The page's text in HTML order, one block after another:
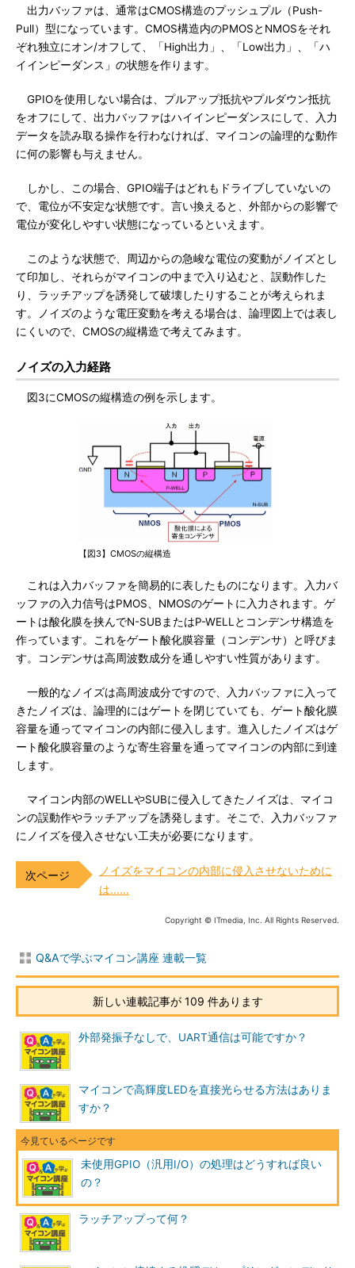
出力バッファは、通常はCMOS構造のプッシュプル（Push-
Pull）型になっています。CMOS構造内のPMOSとNMOSをそれ
ぞれ独立にオン/オフして、「High出力」、「Low出力」、「ハ
イインピーダンス」の状態を作ります。
GPIOを使用しない場合は、プルアップ抵抗やプルダウン抵抗
をオフにして、出力バッファはハイインピーダンスにして、入力
データを読み取る操作を行わなければ、マイコンの論理的な動作
に何の影響も与えません。
しかし、この場合、GPIO端子はどれもドライブしていないの
で、電位が不安定な状態です。言い換えると、外部からの影響で
電位が変化しやすい状態になっているといえます。
このような状態で、周辺からの急峻な電位の変動がノイズとし
て印加し、それらがマイコンの中まで入り込むと、誤動作した
り、ラッチアップを誘発して破壊したりすることが考えられま
す。ノイズのような電圧変動を考える場合は、論理図上では表し
にくいので、CMOSの縦構造で考えてみます。
ノイズの入力経路
図3にCMOSの縦構造の例を示します。
【図3】CMOSの縦構造
これは入力バッファを簡易的に表したものになります。入力バ
ッファの入力信号はPMOS、NMOSのゲートに入力されます。ゲ
ートは酸化膜を挟んでN-SUBまたはP-WELLとコンデンサ構造を
作っています。これをゲート酸化膜容量（コンデンサ）と呼びま
す。コンデンサは高周波数成分を通しやすい性質があります。
一般的なノイズは高周波成分ですので、入力バッファに入って
きたノイズは、論理的にはゲートを閉じていても、ゲート酸化膜
容量を通ってマイコンの内部に侵入します。進入したノイズはゲ
ート酸化膜容量のような寄生容量を通ってマイコンの内部に到達
します。
マイコン内部のWELLやSUBに侵入してきたノイズは、マイコ
ンの誤動作やラッチアップを誘発します。そこで、入力バッファ
にノイズを侵入させない工夫が必要になります。
ノイズをマイコンの内部に侵入させないために
は……
Copyright © ITmedia, Inc. All Rights Reserved.
Q&Aで学ぶマイコン講座 連載一覧
新しい連載記事が 109 件あります
外部発振子なしで、UART通信は可能ですか？
マイコンで高輝度LEDを直接光らせる方法はありま
すか？
未使用GPIO（汎用I/O）の処理はどうすれば良い
の？
ラッチアップって何？